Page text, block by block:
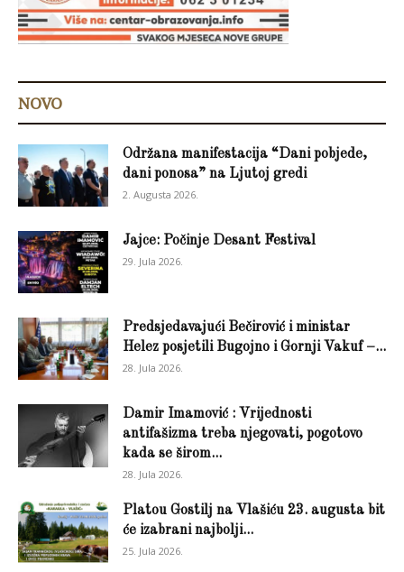
NOVO
Održana manifestacija “Dani pobjede,
dani ponosa” na Ljutoj gredi
2. Augusta 2026.
Jajce: Počinje Desant Festival
29. Jula 2026.
Predsjedavajući Bečirović i ministar
Helez posjetili Bugojno i Gornji Vakuf –...
28. Jula 2026.
Damir Imamović : Vrijednosti
antifašizma treba njegovati, pogotovo
kada se širom...
28. Jula 2026.
Platou Gostilj na Vlašiću 23. augusta bit
će izabrani najbolji...
25. Jula 2026.